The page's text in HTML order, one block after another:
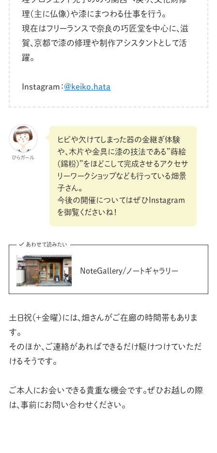
理(主に仏像)や漆にまつわる仕事を行う。
現在はフリーランスで奈良の巧匠堂を中心に、滋
賀、京都で漆の修理や制作アシスタントとして活
躍。
Instagram：@keiko.hata
ひらガール
ヒビや欠けてしまった器の金継ぎ体験
や、木片や金具に漆の技法である”蒔絵
(錫粉)”をほどこして完成させるアクセサ
リーワークショップなども行っている畑景
子さん。
今後の開催についてはぜひInstagram
を御覧くださいね！
あわせて読みたい
NoteGallery/ノートギャラリー
土日祝（＋金曜）には、畑さんがご在廊の時間帯もありま
す。
そのほか、ご連絡があればできるだけ駆けつけていただ
けるそうです。
ご本人にお会いできる貴重な機会です。ぜひお越しの際
は、事前にお問い合わせください。